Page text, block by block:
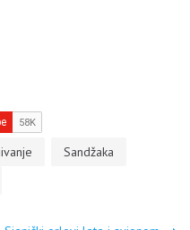
Sandžaka